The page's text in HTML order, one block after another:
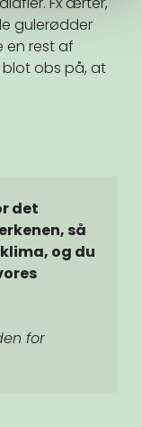
gulerødder
en rest af
obs på, at
det
så
og du
for